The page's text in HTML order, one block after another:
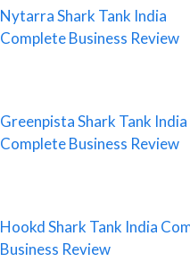
Nytarra Shark Tank India
Complete Business Review
Greenpista Shark Tank India
Complete Business Review
Hookd Shark Tank India
Business Review